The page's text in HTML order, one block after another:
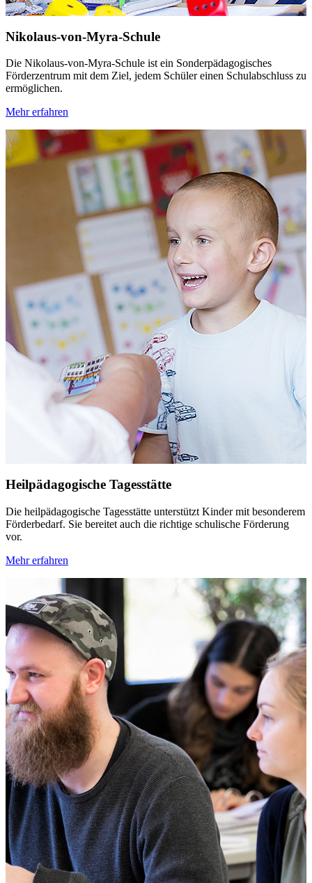
Nikolaus-von-Myra-Schule
Die Nikolaus-von-Myra-Schule ist ein Sonderpädagogisches
Förderzentrum mit dem Ziel, jedem Schüler einen Schulabschluss zu
ermöglichen.
Mehr erfahren
Heilpädagogische Tagesstätte
Die heilpädagogische Tagesstätte unterstützt Kinder mit besonderem
Förderbedarf. Sie bereitet auch die richtige schulische Förderung
vor.
Mehr erfahren